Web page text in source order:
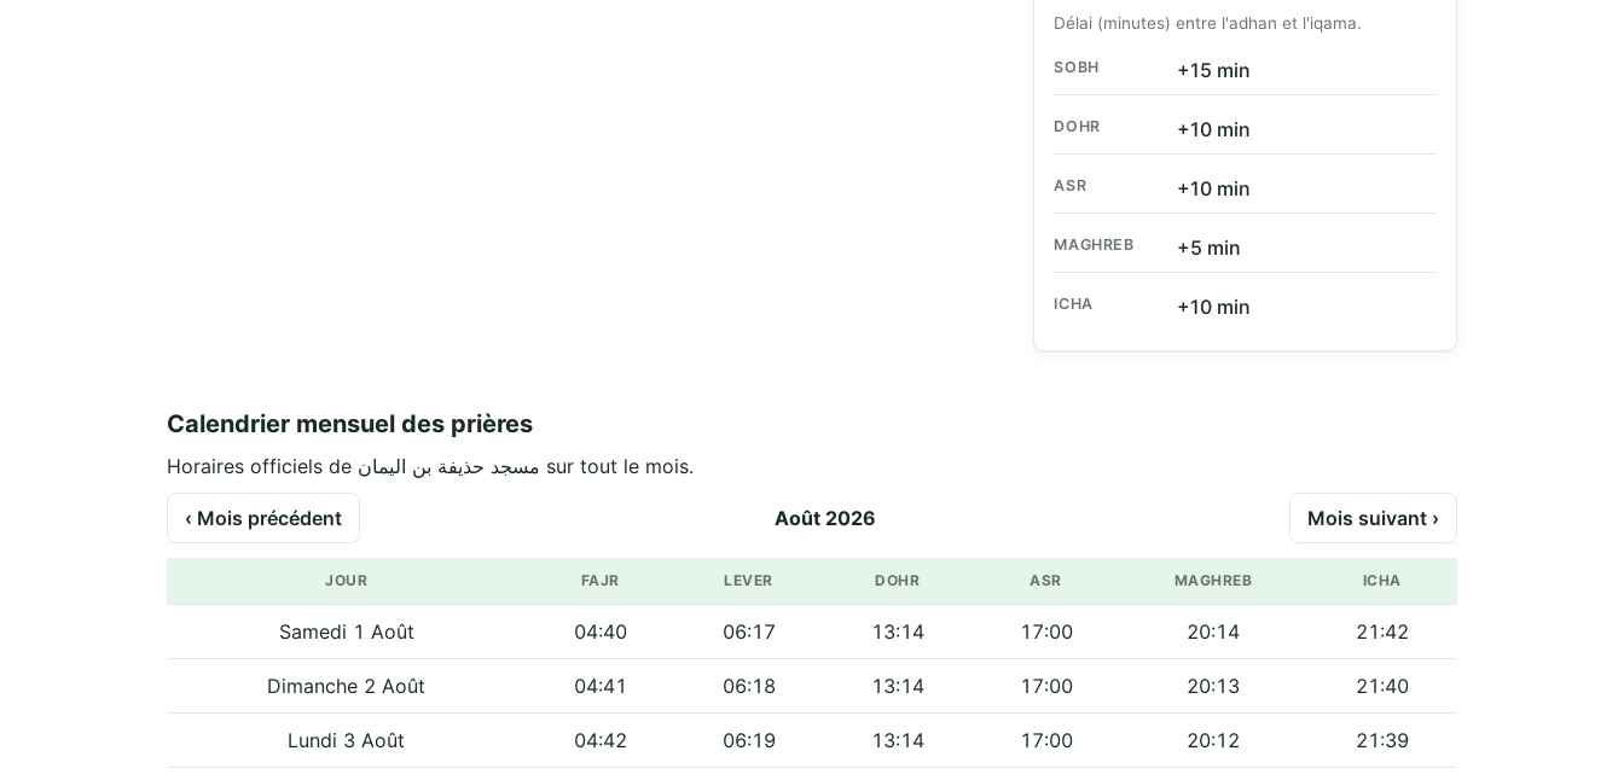
Délai (minutes) entre l'adhan et l'iqama.
SOBH +15 min
DOHR +10 min
ASR +10 min
MAGHREB +5 min
ICHA +10 min
Calendrier mensuel des prières
Horaires officiels de مسجد حذيفة بن اليمان sur tout le mois.
‹ Mois précédent Août 2026 Mois suivant ›
JOUR FAJR LEVER DOHR ASR MAGHREB ICHA
Samedi 1 Août 04:40 06:17 13:14 17:00 20:14 21:42
Dimanche 2 Août 04:41 06:18 13:14 17:00 20:13 21:40
Lundi 3 Août 04:42 06:19 13:14 17:00 20:12 21:39